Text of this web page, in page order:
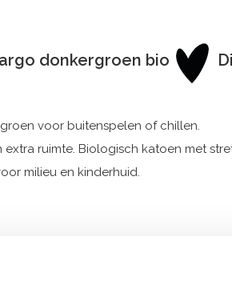
donkergroen bio
voor buitenspelen of chillen.
ruimte. Biologisch katoen met
milieu en kinderhuid.